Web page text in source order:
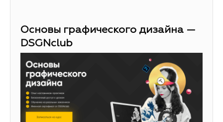
Основы графического дизайна —
DSGNclub